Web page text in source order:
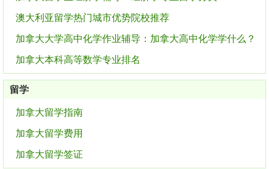
澳大利亚留学热门城市优势院校推荐
加拿大大学高中化学作业辅导：加拿大高中化学学什么？
加拿大本科高等数学专业排名
留学
加拿大留学指南
加拿大留学费用
加拿大留学签证